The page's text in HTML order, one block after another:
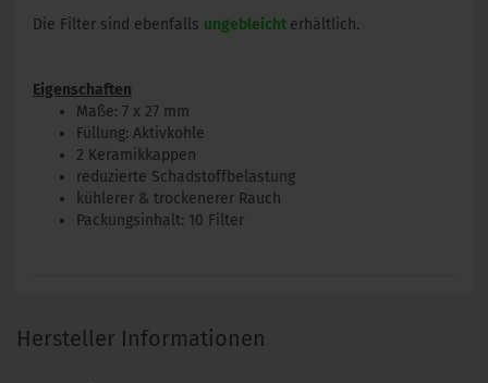
Die Filter sind ebenfalls ungebleicht erhältlich.
Eigenschaften
Maße: 7 x 27 mm
Füllung: Aktivkohle
2 Keramikkappen
reduzierte Schadstoffbelastung
kühlerer & trockenerer Rauch
Packungsinhalt: 10 Filter
Hersteller Informationen